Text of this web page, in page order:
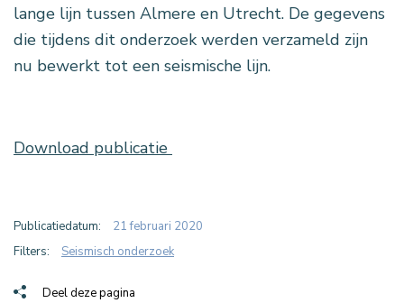
lange lijn tussen Almere en Utrecht. De gegevens
die tijdens dit onderzoek werden verzameld zijn
nu bewerkt tot een seismische lijn.
Download publicatie
Publicatiedatum:
21 februari 2020
Filters:
Seismisch onderzoek
Deel deze pagina